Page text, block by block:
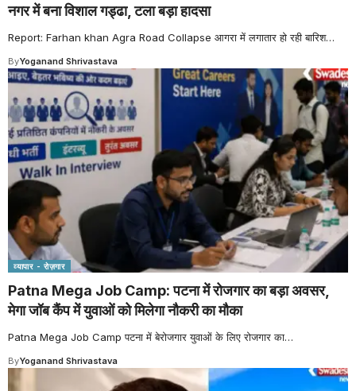
नगर में बना विशाल गड्ढा, टला बड़ा हादसा
Report: Farhan khan Agra Road Collapse आगरा में लगातार हो रही बारिश…
ByYoganand Shrivastava
व्यापार - रोज़गार
Patna Mega Job Camp: पटना में रोजगार का बड़ा अवसर,
मेगा जॉब कैंप में युवाओं को मिलेगा नौकरी का मौका
Patna Mega Job Camp पटना में बेरोजगार युवाओं के लिए रोजगार का…
ByYoganand Shrivastava